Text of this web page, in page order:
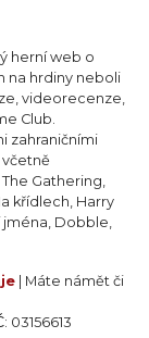
herní web o
na hrdiny neboli
videorecenze,
Club.
zahraničními
Gathering,
křídlech, Harry
jména, Dobble,
| Máte námět či
03156613